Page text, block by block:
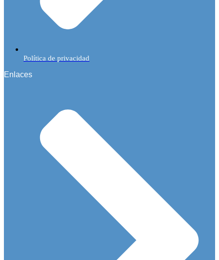
Política de privacidad
Enlaces